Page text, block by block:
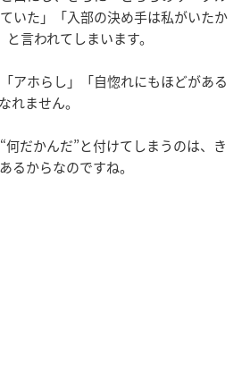
いた」「入部の決め手は私がいたか
言われてしまいます。
アホらし」「自惚れにもほどがある
れません。
だかんだ”と付けてしまうのは、き
るからなのですね。